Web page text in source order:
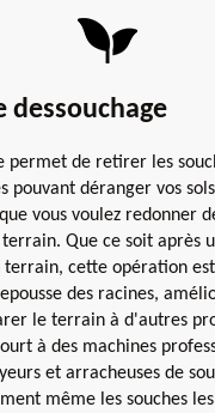
dessouchage
permet de retirer les
pouvant déranger vos
vous voulez redonner
Que ce soit après
cette opération
des racines,
le terrain à d'autres
à des machines
et arracheuses de
même les souches